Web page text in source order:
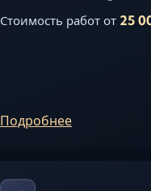
Стоимость работ от 25
Подробнее